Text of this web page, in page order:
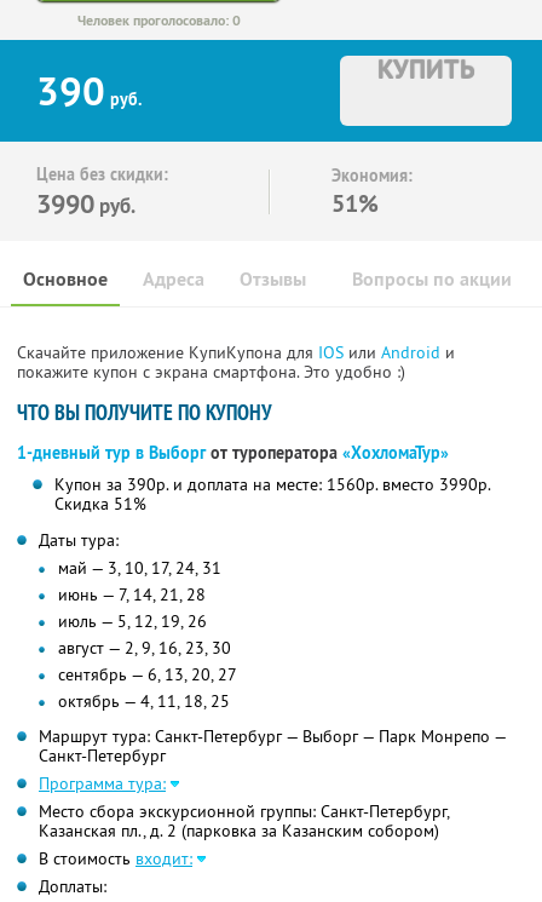
Человек проголосовало: 0
390 руб.
КУПИТЬ
Цена без скидки:
3990 руб.
Экономия:
51%
Основное Отзывы Вопросы по акции
Адреса
Скачайте приложение КупиКупона для IOS или Android и
покажите купон с экрана смартфона. Это удобно :)
ЧТО ВЫ ПОЛУЧИТЕ ПО КУПОНУ
1-дневный тур в Выборгот туроператора «ХохломаТур»
Купон за 390р. и доплата на месте: 1560р. вместо 3990р.
Скидка 51%
Даты тура:
май — 3, 10, 17, 24, 31
июнь — 7, 14, 21, 28
июль — 5, 12, 19, 26
август — 2, 9, 16, 23, 30
сентябрь — 6, 13, 20, 27
октябрь — 4, 11, 18, 25
Маршрут тура: Санкт-Петербург — Выборг — Парк Монрепо —
Санкт-Петербург
Программа тура:
Место сбора экскурсионной группы: Санкт-Петербург,
Казанская пл., д. 2 (парковка за Казанским собором)
В стоимость входит:
Доплаты: